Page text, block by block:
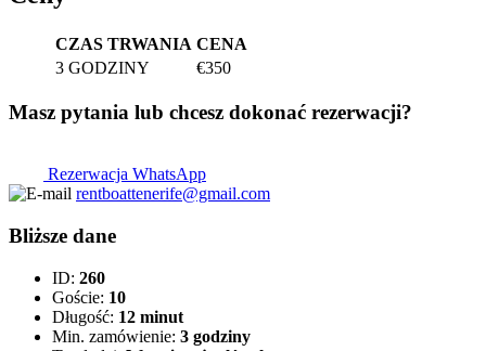
CZAS TRWANIA CENA
3 GODZINY
€350
Masz pytania lub chcesz dokonać rezerwacji?
Rezerwacja WhatsApp
rentboattenerife@gmail.com
Bliższe dane
ID: 260
Goście: 10
Długość: 12 minut
Min. zamówienie: 3 godziny